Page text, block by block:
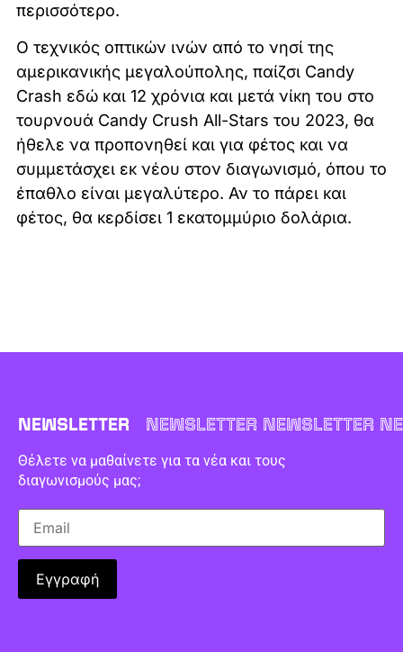
περισσότερο.
Ο τεχνικός οπτικών ινών από το νησί της
αμερικανικής μεγαλούπολης, παίζσι Candy
Crash εδώ και 12 χρόνια και μετά νίκη του στο
τουρνουά Candy Crush All-Stars του 2023, θα
ήθελε να προπονηθεί και για φέτος και να
συμμετάσχει εκ νέου στον διαγωνισμό, όπου το
έπαθλο είναι μεγαλύτερο. Αν το πάρει και
φέτος, θα κερδίσει 1 εκατομμύριο δολάρια.
NEWSLETTER NEWSLETTER NEWSLETTER
Θέλετε να μαθαίνετε για τα νέα και τους
διαγωνισμούς μας;